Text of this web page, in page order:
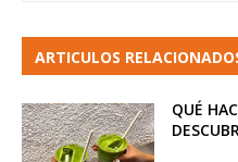
ARTICULOS
QUÉ